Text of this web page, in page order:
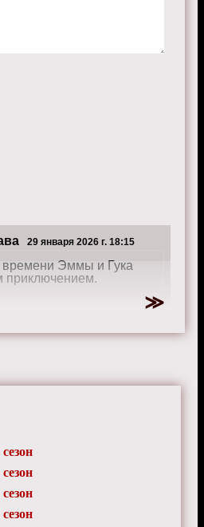
29 января 2026 г. 18:15
времени Эммы и Гука
приключением.
за развитием